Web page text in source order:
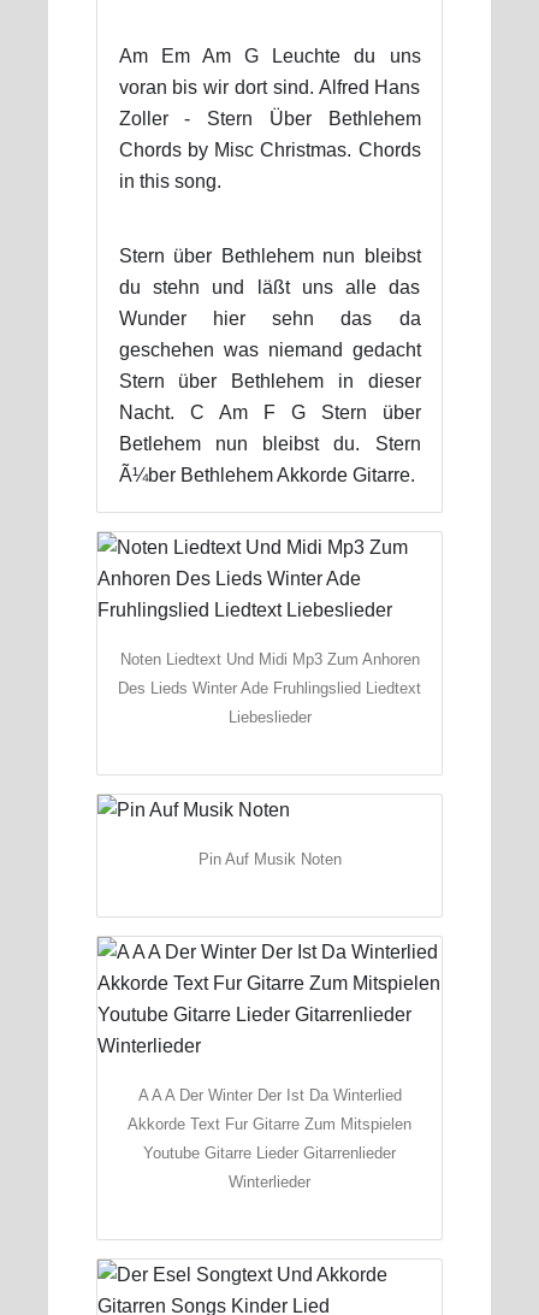
Am Em Am G Leuchte du uns
voran bis wir dort sind. Alfred Hans
Zoller - Stern Über Bethlehem
Chords by Misc Christmas. Chords
in this song.
Stern über Bethlehem nun bleibst
du stehn und läßt uns alle das
Wunder hier sehn das da
geschehen was niemand gedacht
Stern über Bethlehem in dieser
Nacht. C Am F G Stern über
Betlehem nun bleibst du. Stern
Ã¼ber Bethlehem Akkorde Gitarre.
Noten Liedtext Und Midi Mp3 Zum Anhoren
Des Lieds Winter Ade Fruhlingslied Liedtext
Liebeslieder
Pin Auf Musik Noten
A A A Der Winter Der Ist Da Winterlied
Akkorde Text Fur Gitarre Zum Mitspielen
Youtube Gitarre Lieder Gitarrenlieder
Winterlieder